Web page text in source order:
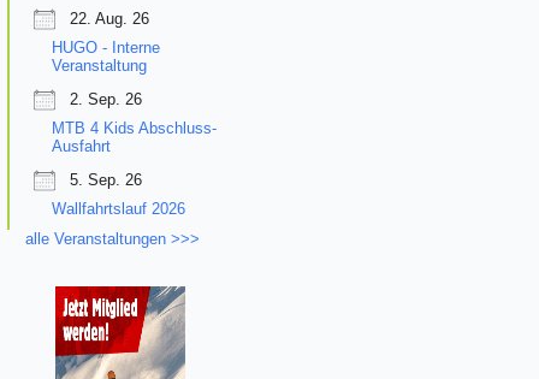
22. Aug. 26
HUGO - Interne
Veranstaltung
2. Sep. 26
MTB 4 Kids Abschluss-
Ausfahrt
5. Sep. 26
Wallfahrtslauf 2026
alle Veranstaltungen >>>